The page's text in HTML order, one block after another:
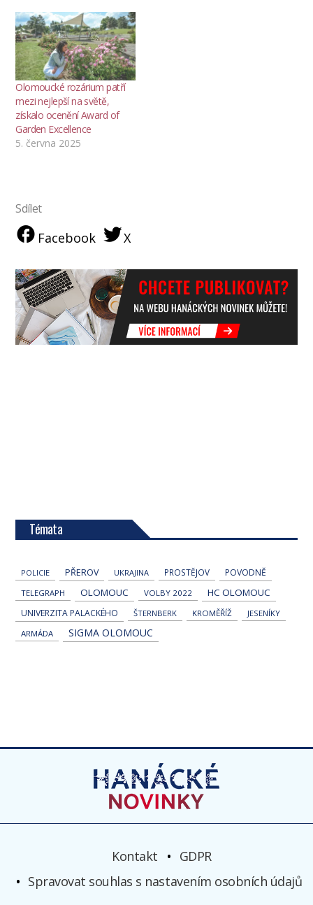
Olomoucké rozárium patří
mezi nejlepší na světě,
získalo ocenění Award of
Garden Excellence
5. června 2025
Sdílet
Facebook X
Témata
POLICIE PŘEROV UKRAJINA PROSTĚJOV POVODNĚ
TELEGRAPH OLOMOUC VOLBY 2022 HC OLOMOUC
UNIVERZITA PALACKÉHO ŠTERNBERK KROMĚŘÍŽ
JESENÍKY
ARMÁDA
SIGMA OLOMOUC
Kontakt
GDPR
Spravovat souhlas s nastavením osobních údajů